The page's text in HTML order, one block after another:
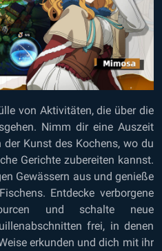
von Aktivitäten, die über die
Nimm dir eine Auszeit
Kunst des Kochens, wo du
Gerichte zubereiten kannst.
Gewässern aus und genieße
Entdecke verborgene
und schalte neue
frei, in denen
erkunden und dich mit ihr